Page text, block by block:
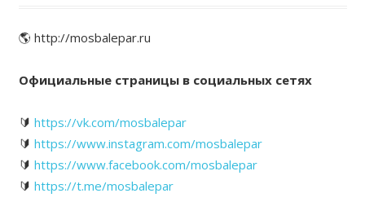
🌎 http://mosbalepar.ru
Официальные страницы в социальных сетях
🔰 https://vk.com/mosbalepar
🔰 https://www.instagram.com/mosbalepar
🔰 https://www.facebook.com/mosbalepar
🔰 https://t.me/mosbalepar